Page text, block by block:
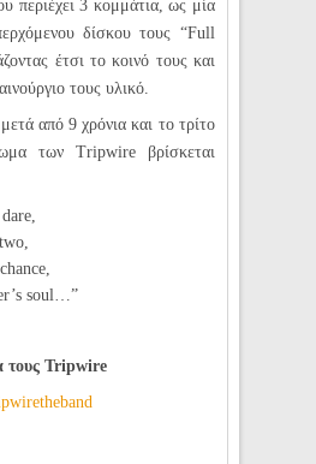
περιέχει 3 κομμάτια, ως μία
δίσκου τους “Full
έτσι το κοινό τους και
τους υλικό.
από 9 χρόνια και το τρίτο
των Tripwire βρίσκεται
soul…”
τους Tripwire